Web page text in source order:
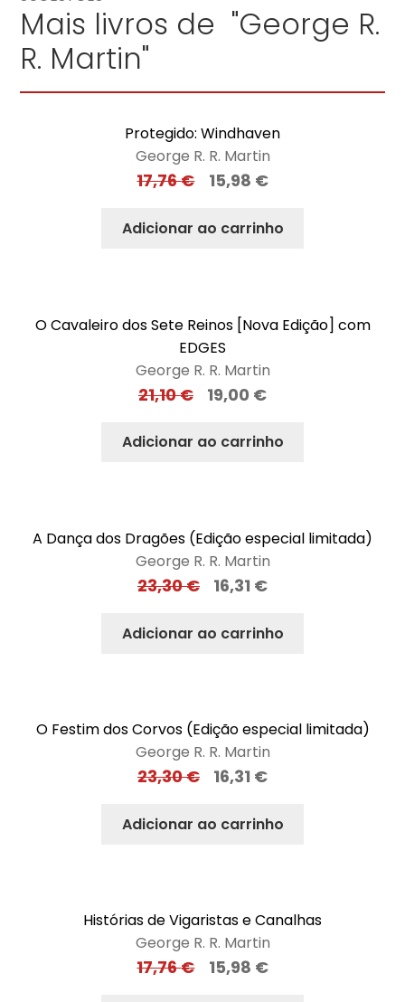
Mais livros de "George R.
R. Martin"
Protegido: Windhaven
George R. R. Martin
17,76€ 15,98 €
Adicionar ao carrinho
O Cavaleiro dos Sete Reinos [Nova Edição] com
EDGES
George R. R. Martin
21,10€ 19,00 €
Adicionar ao carrinho
A Dança dos Dragões (Edição especial limitada)
George R. R. Martin
23,30€ 16,31 €
Adicionar ao carrinho
O Festim dos Corvos (Edição especial limitada)
George R. R. Martin
23,30€ 16,31 €
Adicionar ao carrinho
Histórias de Vigaristas e Canalhas
George R. R. Martin
17,76€ 15,98 €